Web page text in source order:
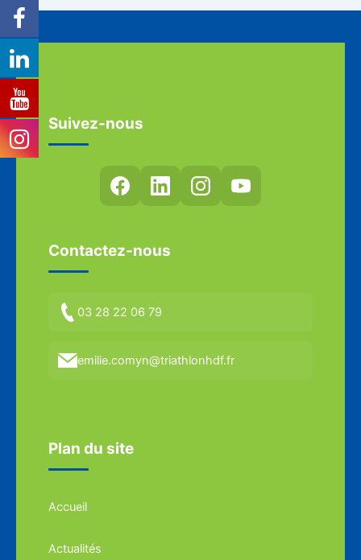
Suivez-nous
Contactez-nous
03 28 22 06 79
emilie.comyn@triathlonhdf.fr
Plan du site
Accueil
Actualités